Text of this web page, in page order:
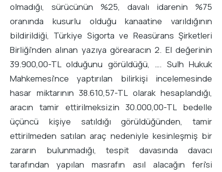
olmadığı, sürücünün %25, davalı idarenin %75
oranında kusurlu olduğu kanaatine varıldığının
bildirildiği, Türkiye Sigorta ve Reasürans Şirketleri
Birliği'nden alınan yazıya görearacın 2. El değerinin
39.900,00-TL olduğunu görüldüğü, …. Sulh Hukuk
Mahkemesi'nce yaptırılan bilirkişi incelemesinde
hasar miktarının 38.610,57-TL olarak hesaplandığı,
aracın tamir ettirilmeksizin 30.000,00-TL bedelle
üçüncü kişiye satıldığı görüldüğünden, tamir
ettirilmeden satılan araç nedeniyle kesinleşmiş bir
zararın bulunmadığı, tespit davasında davacı
tarafından yapılan masrafın asıl alacağın feri'si